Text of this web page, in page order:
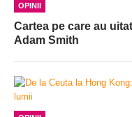
OPINII
Cartea pe care au
Adam Smith